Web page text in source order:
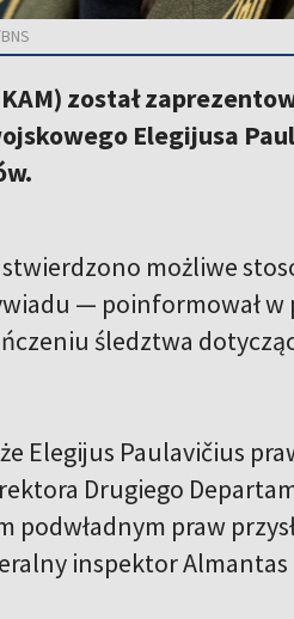
został
Elegijusa
możliwe
— poinformował
śledztwa
Elegijus Paulavičius
Drugiego
podwładnym praw
inspektor Almantas